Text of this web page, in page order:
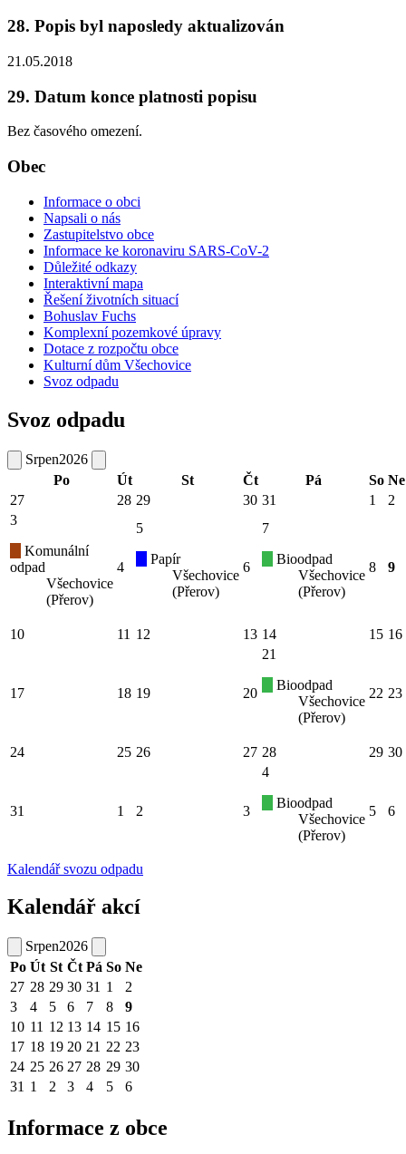
28. Popis byl naposledy aktualizován
21.05.2018
29. Datum konce platnosti popisu
Bez časového omezení.
Obec
Informace o obci
Napsali o nás
Zastupitelstvo obce
Informace ke koronaviru SARS-CoV-2
Důležité odkazy
Interaktivní mapa
Řešení životních situací
Bohuslav Fuchs
Komplexní pozemkové úpravy
Dotace z rozpočtu obce
Kulturní dům Všechovice
Svoz odpadu
Svoz odpadu
Srpen2026
Po
Út St Čt Pá So Ne
27
28 29 30 31 1
2
3
Komunální
odpad
Všechovice
(Přerov)
4
5
Papír
Všechovice
(Přerov)
6
7
Bioodpad
Všechovice
(Přerov)
8 9
10 11 12 13 14 15 16
17 18 19 20
21
Bioodpad
Všechovice
(Přerov)
22 23
24 25 26 27 28 29 30
31 1 2 3
4
Bioodpad
Všechovice
(Přerov)
5 6
Kalendář svozu odpadu
Kalendář akcí
Srpen2026
Po Út St Čt Pá So Ne
27 28 29 30 31 1
2
3
4 5 6 7 8
9
10 11 12 13 14 15 16
17 18 19 20 21 22 23
24 25 26 27 28 29 30
31 1 2 3 4 5 6
Informace z obce